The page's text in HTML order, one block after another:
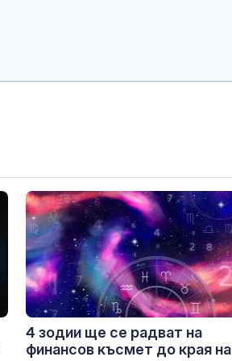
4 зодии ще се радват на
финансов късмет до края на